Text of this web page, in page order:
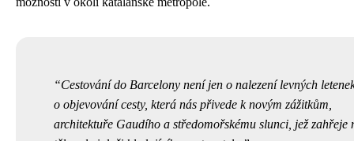
Cestování do Barcelony není jen o nalezení levných
o objevování cesty, která nás přivede k novým zážitkům,
architektuře Gaudího a středomořskému slunci, jež zahřeje